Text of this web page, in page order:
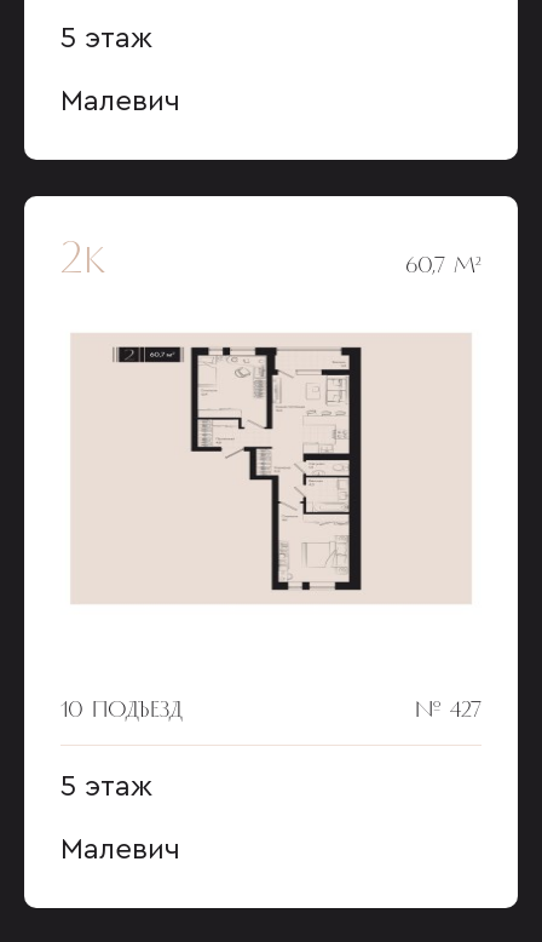
5 этаж
Малевич
2к 60,7 М²
10 ПОДЪЕЗД № 427
5 этаж
Малевич